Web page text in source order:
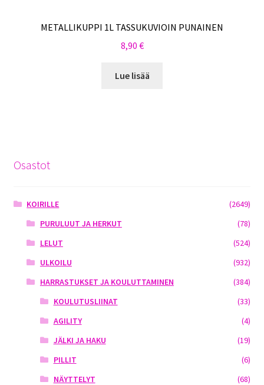
METALLIKUPPI 1L TASSUKUVIOIN PUNAINEN
8,90 €
Lue lisää
Osastot
KOIRILLE
(2649)
PURULUUT JA HERKUT
(78)
LELUT
(524)
ULKOILU
(932)
HARRASTUKSET JA KOULUTTAMINEN
(384)
KOULUTUSLIINAT
(33)
AGILITY
(4)
JÄLKI JA HAKU
(19)
PILLIT
(6)
NÄYTTELYT
(68)